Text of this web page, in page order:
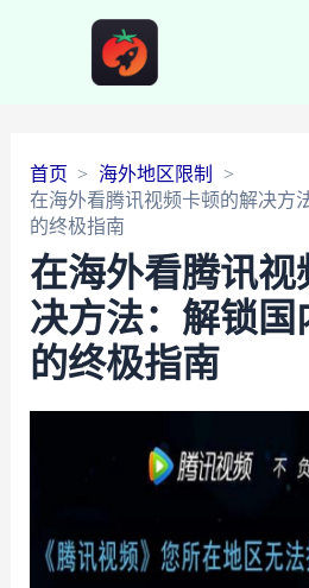
首页
海外地区限制
在海外看腾讯视频卡顿的解决方
的终极指南
在海外看腾讯视
决方法：解锁国
的终极指南